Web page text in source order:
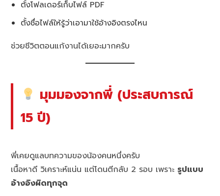
ตั้งโฟลเดอร์เก็บไฟล์ PDF
ตั้งชื่อไฟล์ให้รู้ว่าเอามาใช้อ้างอิงตรงไหน
ช่วยชีวิตตอนแก้งานได้เยอะมากครับ
มุมมองจากพี่ (ประสบการณ์
15 ปี)
พี่เคยดูแลบทความของน้องคนหนึ่งครับ
เนื้อหาดี วิเคราะห์แน่น แต่โดนตีกลับ 2 รอบ เพราะ รูปแบบ
อ้างอิงผิดทุกจุด